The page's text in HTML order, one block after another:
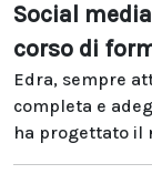
Social
corso di
Edra, sempre
completa e
ha progettato il